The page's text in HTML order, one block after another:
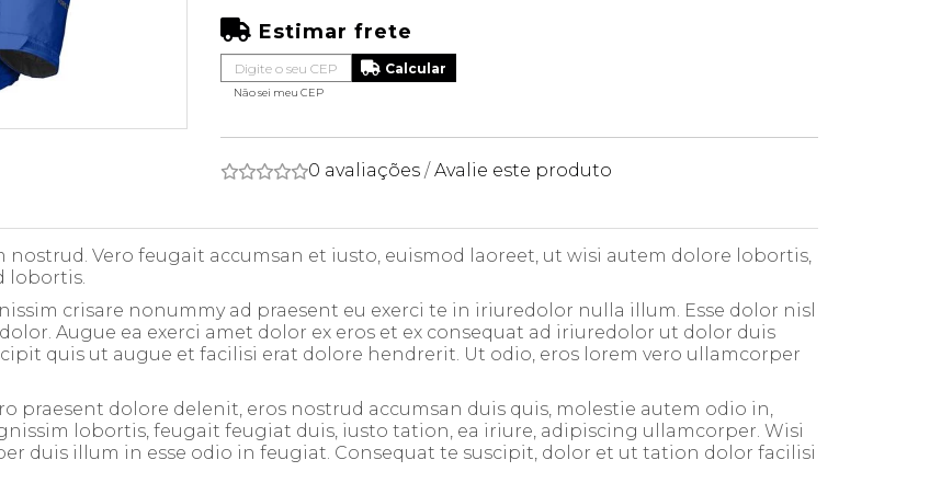
Estimar frete
Não sei meu CEP
0 avaliações /Avalie este produto
Vero feugait accumsan et iusto, euismod laoreet, ut wisi autem dolore lobortis,
lobortis.
crisare nonummy ad praesent eu exerci te in iriuredolor nulla illum. Esse dolor nisl
Augue ea exerci amet dolor ex eros et ex consequat ad iriuredolor ut dolor duis
quis ut augue et facilisi erat dolore hendrerit. Ut odio, eros lorem vero ullamcorper
praesent dolore delenit, eros nostrud accumsan duis quis, molestie autem odio in,
lobortis, feugait feugiat duis, iusto tation, ea iriure, adipiscing ullamcorper. Wisi
duis illum in esse odio in feugiat. Consequat te suscipit, dolor et ut tation dolor facilisi